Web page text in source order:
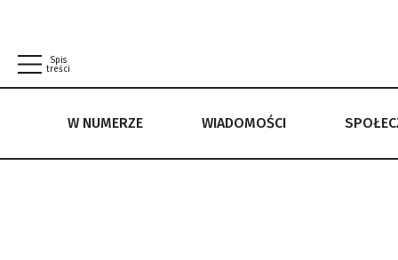
Spis
treści
W NUMERZE WIADOMOŚCI
W NUMERZE WIADOMOŚCI SPOŁECZEŃSTWO